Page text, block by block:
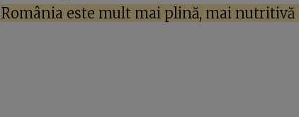
România este mult mai plină, mai